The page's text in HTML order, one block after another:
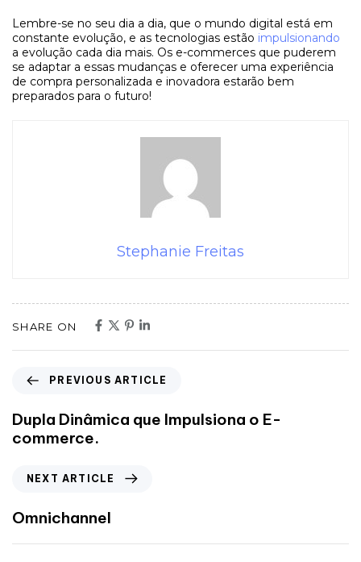
Lembre-se no seu dia a dia, que o mundo digital está em
constante evolução, e as tecnologias estão impulsionando
a evolução cada dia mais. Os e-commerces que puderem
se adaptar a essas mudanças e oferecer uma experiência
de compra personalizada e inovadora estarão bem
preparados para o futuro!
Stephanie Freitas
SHARE ON
PREVIOUS ARTICLE
Dupla Dinâmica que Impulsiona o E-
commerce.
NEXT ARTICLE
Omnichannel